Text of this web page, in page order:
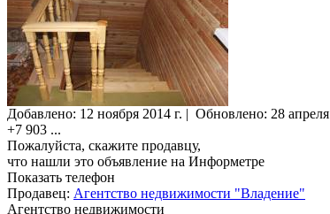
Добавлено: 12 ноября 2014 г. | Обновлено: 28 апреля
+7 903 ...
Пожалуйста, скажите продавцу,
что нашли это объявление на Информетре
Показать телефон
Продавец: Агентство недвижимости "Владение"
Агентство недвижимости